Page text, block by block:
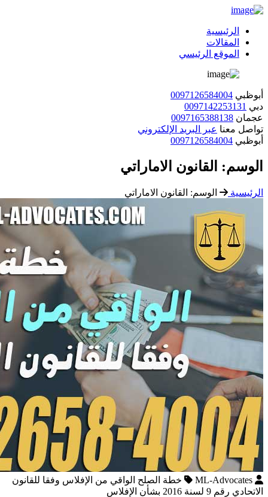
الرئيسية
المقالات
الموقع الرئيسي
أبوظبي 0097126584004
دبي 0097142253131
عجمان 0097165388138
تواصل معنا عبر البريد الإلكتروني
أبوظبي 0097126584004
الوسم: القانون الاماراتي
الرئيسية الوسم: القانون الاماراتي
ML-Advocates
خطة الصلح الواقي من الإفلاس وفقا للقانون
الاتحادي رقم 9 لسنة 2016 بشأن الإفلاس